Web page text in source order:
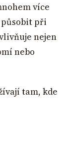
více
při
nejen
nebo
tam, kde